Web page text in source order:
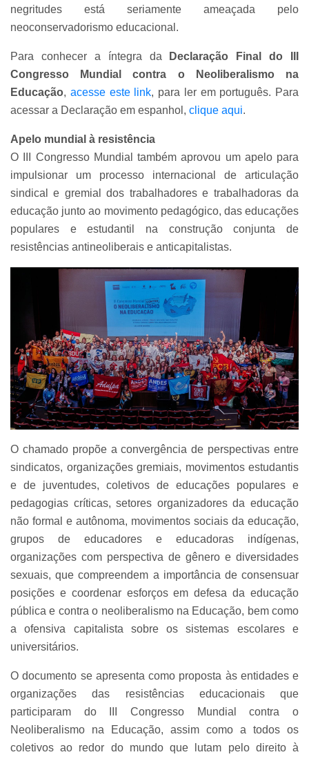
negritudes está seriamente ameaçada pelo
neoconservadorismo educacional.
Para conhecer a íntegra da
Declaração Final do III
Congresso Mundial contra o Neoliberalismo na
Educação, acesse este link, para ler em português. Para
acessar a Declaração em espanhol, clique aqui.
Apelo mundial à resistência
O III Congresso Mundial também aprovou um apelo para
impulsionar um processo internacional de articulação
sindical e gremial dos trabalhadores e trabalhadoras da
educação junto ao movimento pedagógico, das educações
populares e estudantil na construção conjunta de
resistências antineoliberais e anticapitalistas.
O chamado propõe a convergência de perspectivas entre
sindicatos, organizações gremiais, movimentos estudantis
e de juventudes, coletivos de educações populares e
pedagogias críticas, setores organizadores da educação
não formal e autônoma, movimentos sociais da educação,
grupos de educadores e educadoras indígenas,
organizações com perspectiva de gênero e diversidades
sexuais, que compreendem a importância de consensuar
posições e coordenar esforços em defesa da educação
pública e contra o neoliberalismo na Educação, bem como
a ofensiva capitalista sobre os sistemas escolares e
universitários.
O documento se apresenta como proposta às entidades e
organizações das resistências educacionais que
participaram do III Congresso Mundial contra o
Neoliberalismo na Educação, assim como a todos os
coletivos ao redor do mundo que lutam pelo direito à